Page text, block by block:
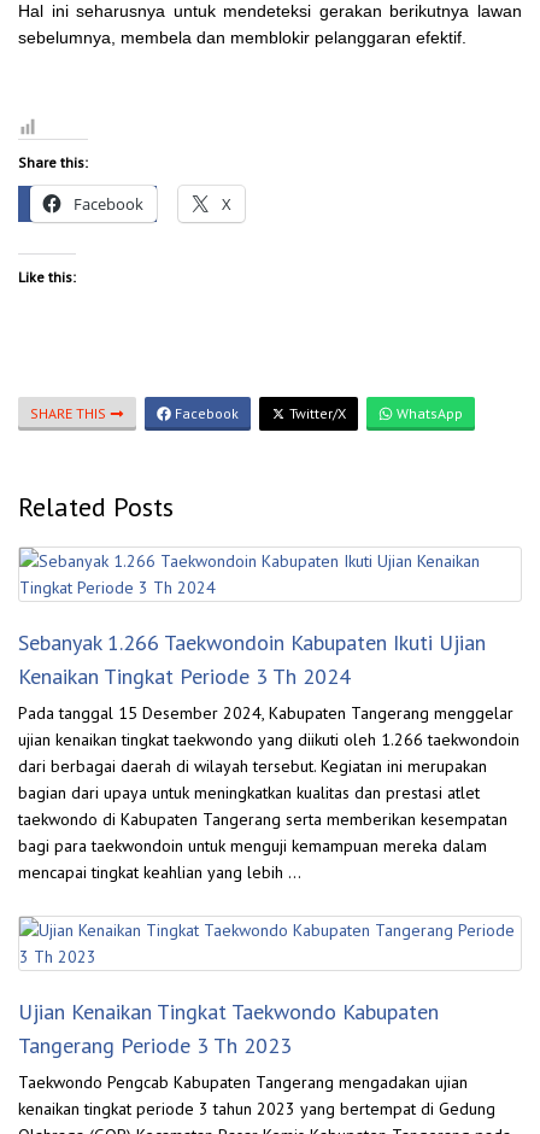
Hal ini seharusnya untuk mendeteksi gerakan berikutnya lawan
sebelumnya, membela dan memblokir pelanggaran efektif.
Share this:
Facebook X
Like this:
SHARE THIS Facebook Twitter/X WhatsApp
Related Posts
Sebanyak 1.266 Taekwondoin Kabupaten Ikuti Ujian
Kenaikan Tingkat Periode 3 Th 2024
Pada tanggal 15 Desember 2024, Kabupaten Tangerang menggelar
ujian kenaikan tingkat taekwondo yang diikuti oleh 1.266 taekwondoin
dari berbagai daerah di wilayah tersebut. Kegiatan ini merupakan
bagian dari upaya untuk meningkatkan kualitas dan prestasi atlet
taekwondo di Kabupaten Tangerang serta memberikan kesempatan
bagi para taekwondoin untuk menguji kemampuan mereka dalam
mencapai tingkat keahlian yang lebih …
Ujian Kenaikan Tingkat Taekwondo Kabupaten
Tangerang Periode 3 Th 2023
Taekwondo Pengcab Kabupaten Tangerang mengadakan ujian
kenaikan tingkat periode 3 tahun 2023 yang bertempat di Gedung